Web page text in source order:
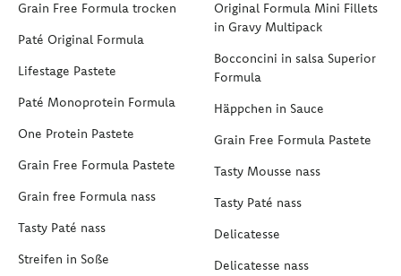
Grain Free Formula trocken
Paté Original Formula
Lifestage Pastete
Paté Monoprotein Formula
One Protein Pastete
Grain Free Formula Pastete
Grain free Formula nass
Tasty Paté nass
Streifen in Soße
Original Formula Mini Fillets
in Gravy Multipack
Bocconcini in salsa Superior
Formula
Häppchen in Sauce
Grain Free Formula Pastete
Tasty Mousse nass
Tasty Paté nass
Delicatesse
Delicatesse nass